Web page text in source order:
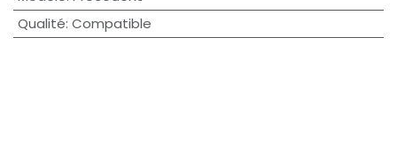
Qualité: Compatible